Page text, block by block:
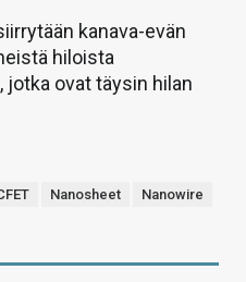
kanava-evän
hiloista
jotka ovat täysin hilan
Nanosheet
Nanowire